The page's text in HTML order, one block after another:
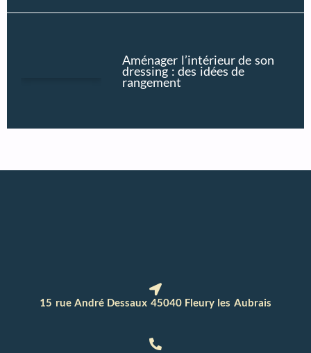
Aménager l’intérieur de son
dressing : des idées de
rangement
15 rue André Dessaux 45040 Fleury les Aubrais